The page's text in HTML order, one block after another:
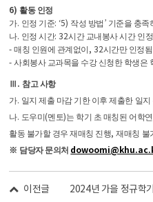
6)활동 인정
가. 인정 기준: ‘5) 작성 방법’ 기준을 충족
나. 인정 시간: 32시간 교내봉사 시간 인정
-매칭 인원에 관계없이 , 32시간만 인정됨
-사회봉사 교과목을 수강 신청한 학생은
Ⅲ .참고 사항
가. 일지 제출 마감 기한 이후 제출한 일
나. 도우미(멘토)는 학기 초 매칭된 어학
활동 불가할 경우 재매칭 진행,재매칭 불
※ 담당자 문의처
이전글 2024년 가을 정규학